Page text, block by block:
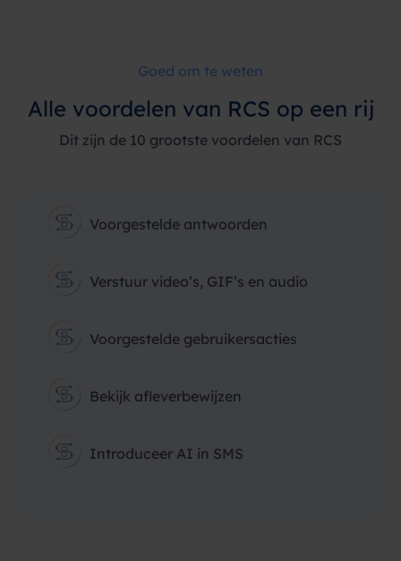
Goed om te weten
Alle voordelen van RCS op een rij
Dit zijn de 10 grootste voordelen van RCS
Voorgestelde antwoorden
Verstuur video’s, GIF’s en audio
Voorgestelde gebruikersacties
Bekijk afleverbewijzen
Introduceer AI in SMS